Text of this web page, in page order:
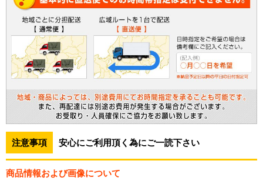
注意事項 安心にご利用頂く為にご一読下さい
商品情報および画像について